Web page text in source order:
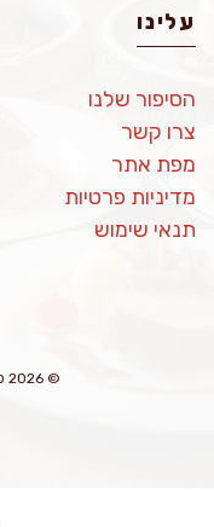
עלינו
הסיפור שלנו
צרו קשר
מפת אתר
מדיניות פרטיות
תנאי שימוש
© 2026 כל הזכויות שמורות לטעימתא